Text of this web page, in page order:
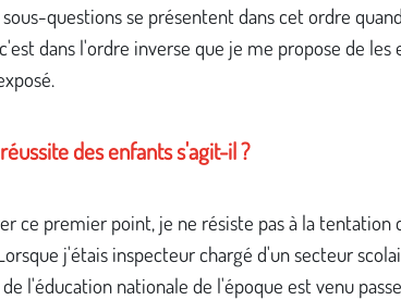
questions se présentent dans cet ordre
dans l'ordre inverse que je me propose de les
des enfants s'agit-il ?
ce premier point, je ne résiste pas à la tentation
j'étais inspecteur chargé d'un secteur
l'éducation nationale de l'époque est venu